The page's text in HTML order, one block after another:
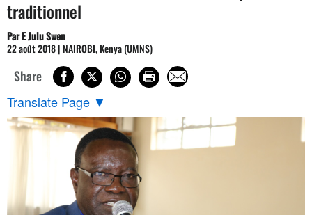
traditionnel
Par E Julu Swen
22 août 2018 | NAIROBI, Kenya (UMNS)
Share
Translate Page ▼